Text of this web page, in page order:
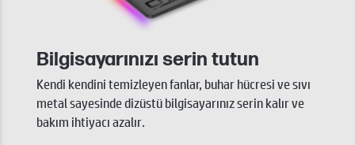
Bilgisayarınızı serin tutun
Kendi kendini temizleyen fanlar, buhar hücresi ve sıvı
metal sayesinde dizüstü bilgisayarınız serin kalır ve
bakım ihtiyacı azalır.